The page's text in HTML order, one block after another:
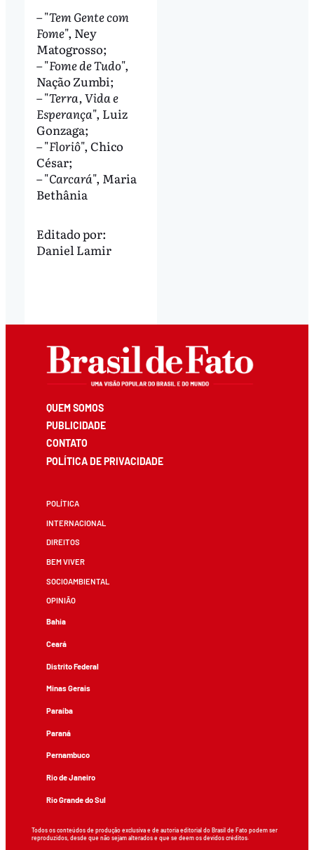
– "Tem Gente com
Fome", Ney
Matogrosso;
– "Fome de Tudo",
Nação Zumbi;
– "Terra, Vida e
Esperança", Luiz
Gonzaga;
– "Floriô", Chico
César;
– "Carcará", Maria
Bethânia
Editado por:
Daniel Lamir
QUEM SOMOS
PUBLICIDADE
CONTATO
POLÍTICA DE PRIVACIDADE
POLÍTICA
INTERNACIONAL
DIREITOS
BEM VIVER
SOCIOAMBIENTAL
OPINIÃO
Bahia
Ceará
Distrito Federal
Minas Gerais
Paraíba
Paraná
Pernambuco
Rio de Janeiro
Rio Grande do Sul
Todos os conteúdos de produção exclusiva e de autoria editorial do Brasil de Fato podem ser
reproduzidos, desde que não sejam alterados e que se deem os devidos créditos.